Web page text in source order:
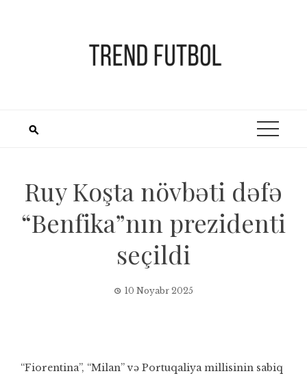
Ruy Koşta növbəti dəfə
“Benfika”nın prezidenti
seçildi
10 Noyabr 2025
“Fiorentina”, “Milan” və Portuqaliya millisinin sabiq